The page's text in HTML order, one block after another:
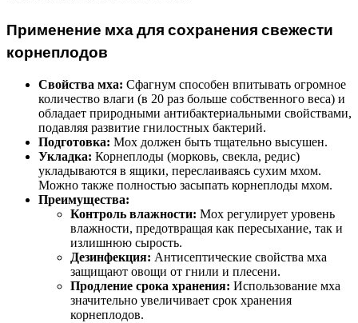
Применение мха для сохранения свежести
корнеплодов
Свойства мха: Сфагнум способен впитывать огромное
количество влаги (в 20 раз больше собственного веса) и
обладает природными антибактериальными свойствами,
подавляя развитие гнилостных бактерий.
Подготовка: Мох должен быть тщательно высушен.
Укладка: Корнеплоды (морковь, свекла, редис)
укладываются в ящики, переслаиваясь сухим мхом.
Можно также полностью засыпать корнеплоды мхом.
Преимущества:
Контроль влажности: Мох регулирует уровень
влажности, предотвращая как пересыхание, так и
излишнюю сырость.
Дезинфекция: Антисептические свойства мха
защищают овощи от гнили и плесени.
Продление срока хранения: Использование мха
значительно увеличивает срок хранения
корнеплодов.